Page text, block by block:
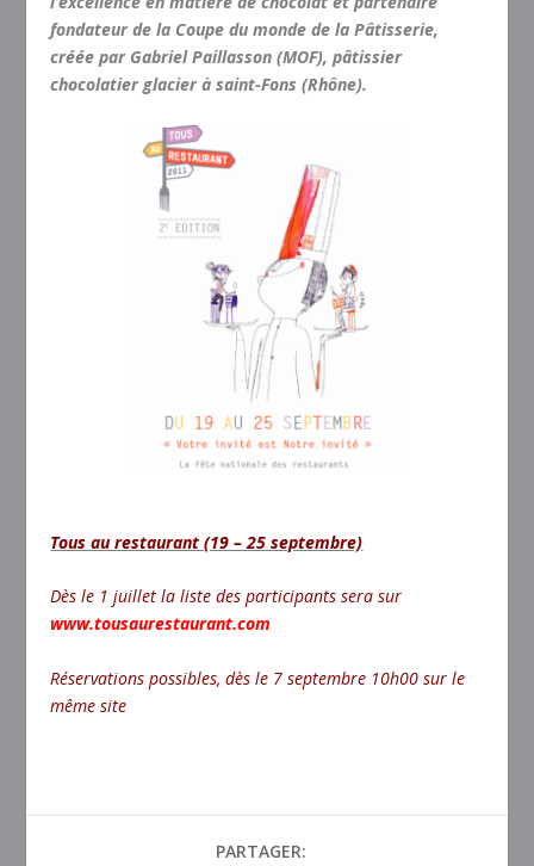
fondateur de la Coupe du monde de la Pâtisserie,
créée par Gabriel Paillasson (MOF), pâtissier
chocolatier glacier à saint-Fons (Rhône).
Tous au restaurant (19 – 25 septembre)
Dès le 1 juillet la liste des participants sera sur
www.tousaurestaurant.com
Réservations possibles, dès le 7 septembre 10h00 sur le
même site
PARTAGER: